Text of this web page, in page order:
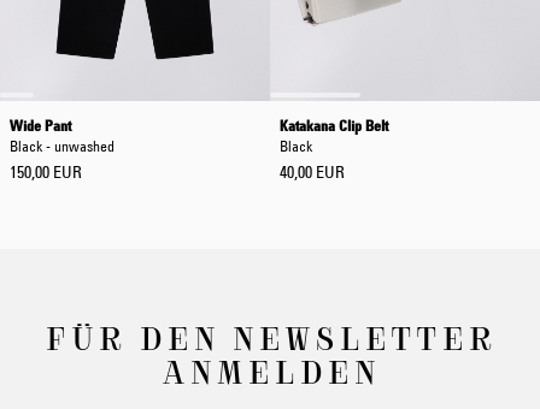
Wide Pant
Black - unwashed
150,00 EUR
Katakana Clip Belt
Black
40,00 EUR
FÜR DEN NEWSLETTER
ANMELDEN